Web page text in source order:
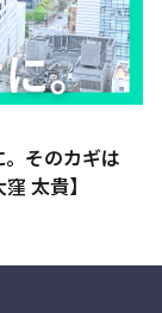
そのカギは
太貴】